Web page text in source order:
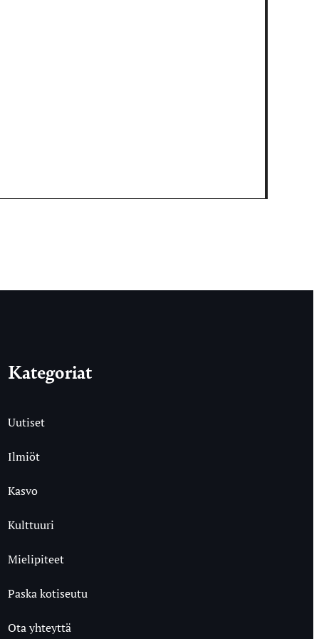
Kategoriat
Uutiset
Ilmiöt
Kasvo
Kulttuuri
Mielipiteet
Paska kotiseutu
Ota yhteyttä